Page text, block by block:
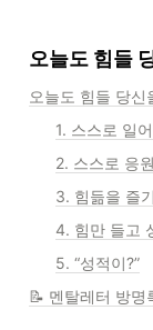
오늘도 힘들
오늘도 힘들 당신
1. 스스로 일
2. 스스로 응
3. 힘듦을 즐
4. 힘만 들고
5. “성적이?”
📝 멘탈레터 방명